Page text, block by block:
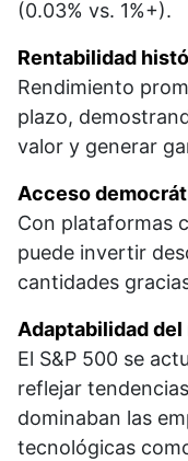
(0.03% vs. 1%+).​
Rentabilidad
Rendimiento
plazo,
valor y generar
Acceso
Con plataformas
puede invertir
cantidades
Adaptabilidad del
El S&P 500 se
reflejar
dominaban las
tecnológicas